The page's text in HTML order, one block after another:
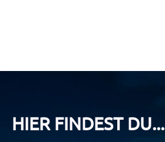
HIER FINDEST DU...